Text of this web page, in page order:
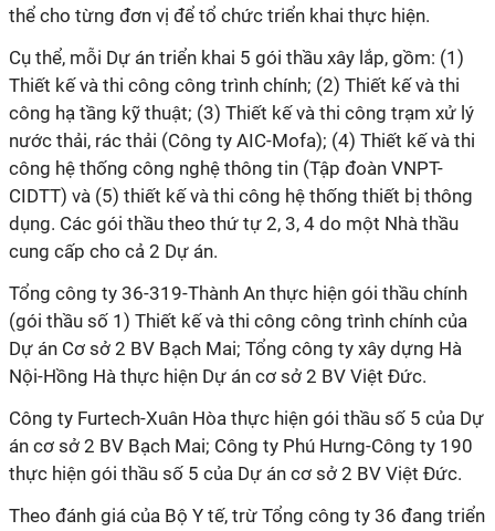
thể cho từng đơn vị để tổ chức triển khai thực hiện.
Cụ thể, mỗi Dự án triển khai 5 gói thầu xây lắp, gồm: (1)
Thiết kế và thi công công trình chính; (2) Thiết kế và thi
công hạ tầng kỹ thuật; (3) Thiết kế và thi công trạm xử lý
nước thải, rác thải (Công ty AIC-Mofa); (4) Thiết kế và thi
công hệ thống công nghệ thông tin (Tập đoàn VNPT-
CIDTT) và (5) thiết kế và thi công hệ thống thiết bị thông
dụng. Các gói thầu theo thứ tự 2, 3, 4 do một Nhà thầu
cung cấp cho cả 2 Dự án.
Tổng công ty 36-319-Thành An thực hiện gói thầu chính
(gói thầu số 1) Thiết kế và thi công công trình chính của
Dự án Cơ sở 2 BV Bạch Mai; Tổng công ty xây dựng Hà
Nội-Hồng Hà thực hiện Dự án cơ sở 2 BV Việt Đức.
Công ty Furtech-Xuân Hòa thực hiện gói thầu số 5 của Dự
án cơ sở 2 BV Bạch Mai; Công ty Phú Hưng-Công ty 190
thực hiện gói thầu số 5 của Dự án cơ sở 2 BV Việt Đức.
Theo đánh giá của Bộ Y tế, trừ Tổng công ty 36 đang triển